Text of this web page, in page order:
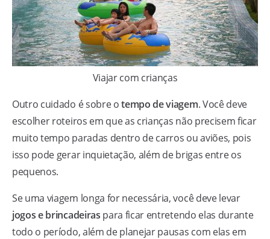
Viajar com crianças
Outro cuidado é sobre otempo de viagem. Você deve
escolher roteiros em que as crianças não precisem ficar
muito tempo paradas dentro de carros ou aviões, pois
isso pode gerar inquietação, além de brigas entre os
pequenos.
Se uma viagem longa for necessária, você deve levar
jogos e brincadeiras para ficar entretendo elas durante
todo o período, além de planejar pausas com elas em